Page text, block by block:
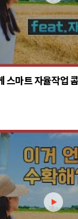
스마트 자율작업